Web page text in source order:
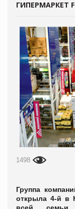
ГИПЕРМАРКЕТ
1498
Группа
открыла 4-й в
всей